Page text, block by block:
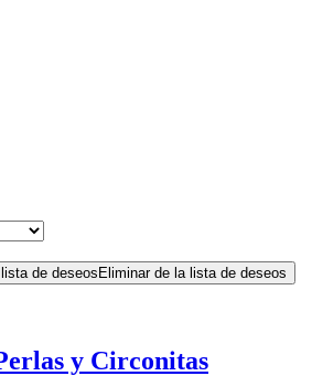
de deseos Eliminar de la lista de deseos
y Circonitas